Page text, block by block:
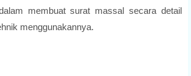
membuat surat massal secara detail
menggunakannya.